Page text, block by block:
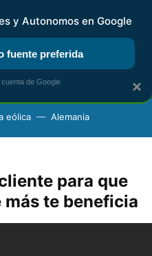
KIT DIGITAL RENTA
eólica Alemania
para que
te beneficia
×
y Autonomos en Google
fuente preferida
de Google